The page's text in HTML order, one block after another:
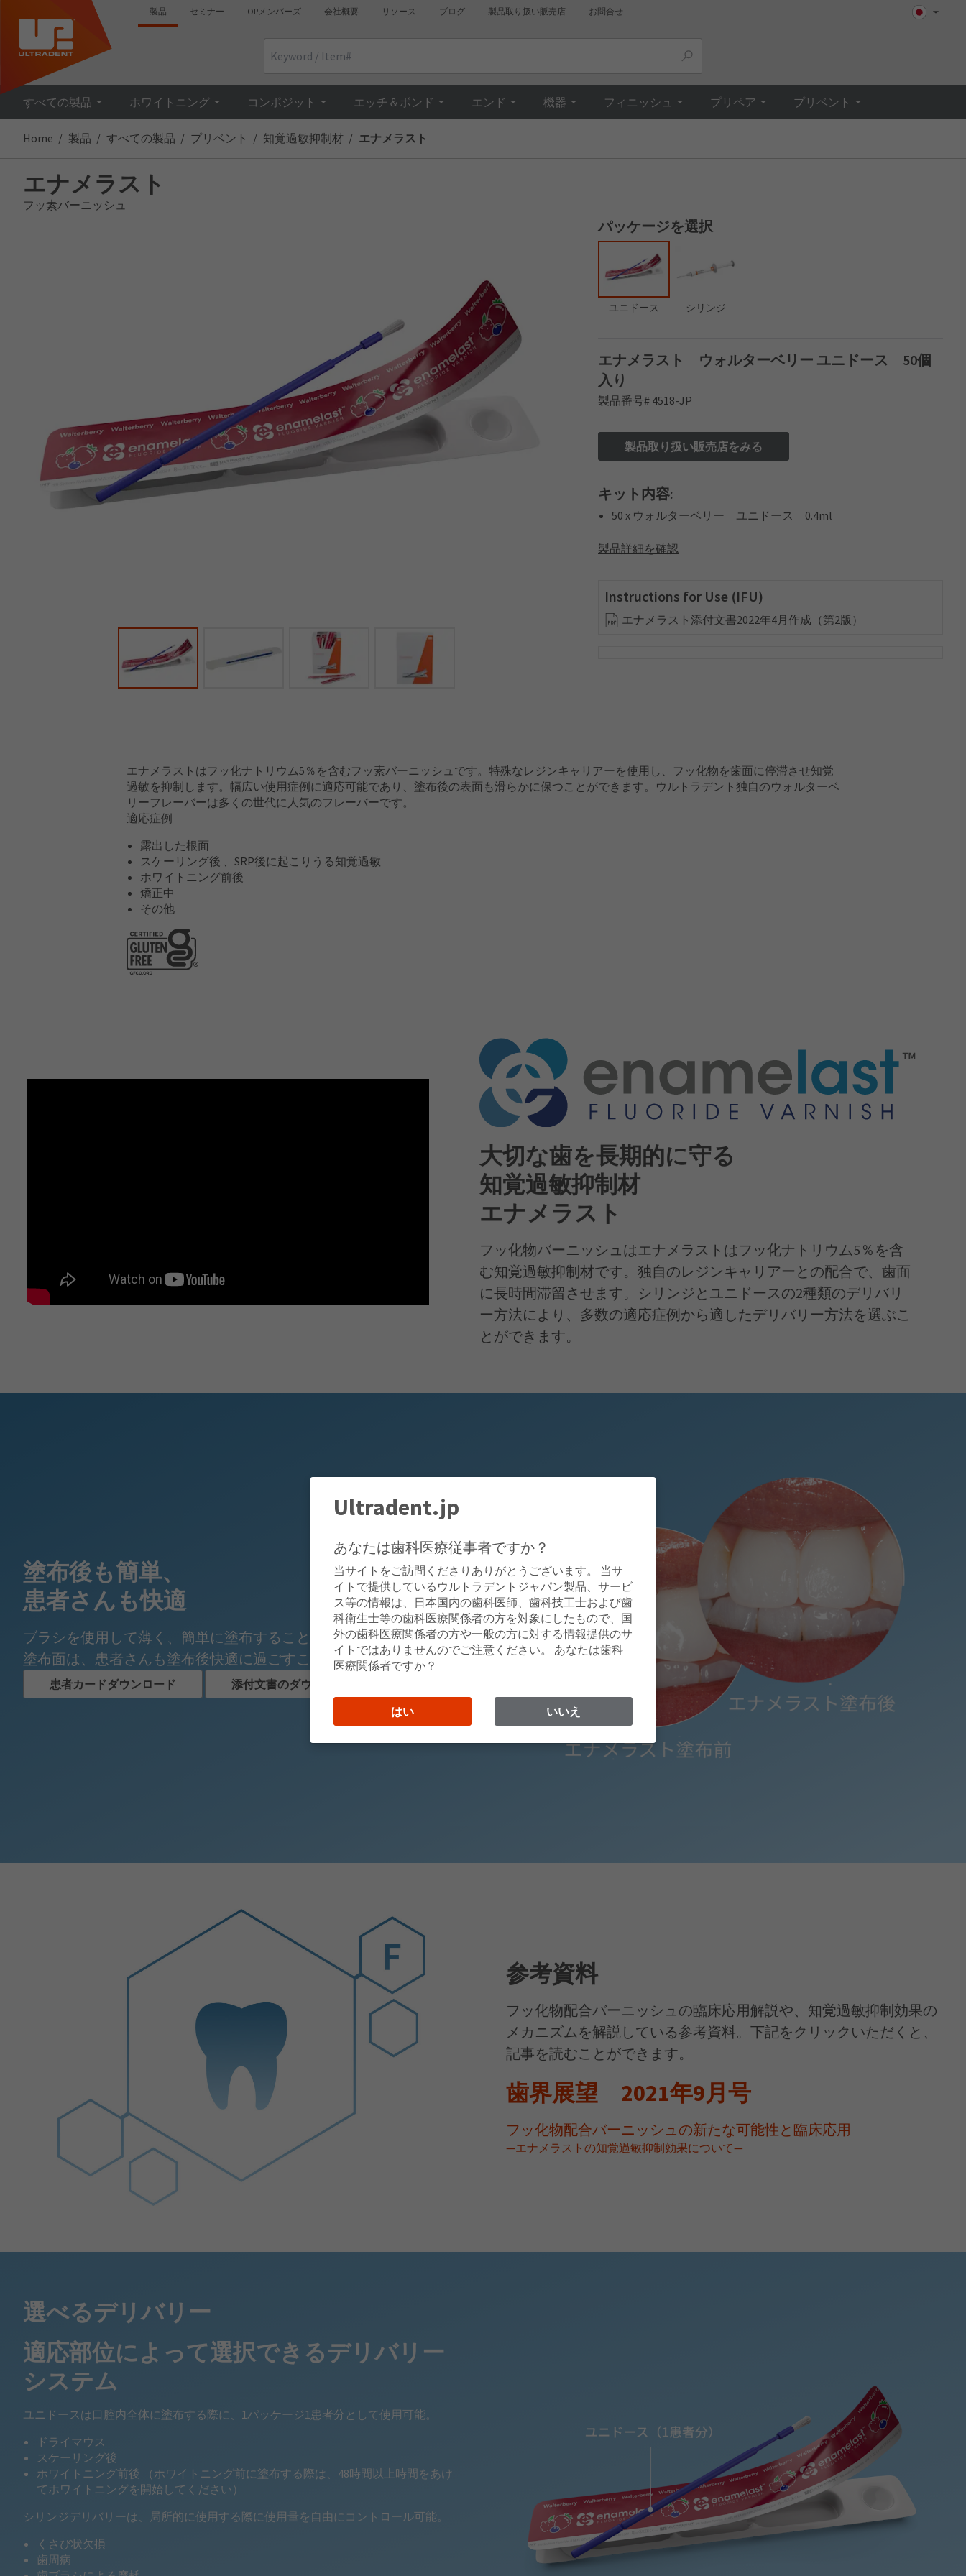
製品 セミナー OPメンバーズ 会社概要 リソース ブログ 製品取り扱い販売店 お問合せ
すべての製品 ホワイトニング コンポジット エッチ＆ボンド エンド 機器 フィニッシュ プリペア プリベント
Home 製品 すべての製品 プリベント 知覚過敏抑制材 エナメラスト
エナメラスト
フッ素バーニッシュ
パッケージを選択
ユニドース シリンジ
エナメラスト ウォルターベリー ユニドース 50個
入り
製品番号# 4518-JP
製品取り扱い販売店をみる
キット内容:
50 x ウォルターベリー ユニドース 0.4ml
製品詳細を確認
Instructions for Use (IFU)
エナメラスト添付文書2022年4月作成（第2版）
エナメラストはフッ化ナトリウム5％を含むフッ素バーニッシュです。特殊なレジンキャリアーを使用し、フッ化物を歯面に停滞させ知覚
過敏を抑制します。幅広い使用症例に適応可能であり、塗布後の表面も滑らかに保つことができます。ウルトラデント独自のウォルターベ
リーフレーバーは多くの世代に人気のフレーバーです。
適応症例
露出した根面
スケーリング後 、SRP後に起こりうる知覚過敏
ホワイトニング前後
矯正中
その他
大切な歯を長期的に守る
知覚過敏抑制材
エナメラスト
フッ化物バーニッシュはエナメラストはフッ化ナトリウム5％を含
む知覚過敏抑制材です。独自のレジンキャリアーとの配合で、歯面
に長時間滞留させます。シリンジとユニドースの2種類のデリバリ
ー方法により、多数の適応症例から適したデリバリー方法を選ぶこ
とができます。
塗布後も簡単、
患者さんも快適
ブラシを使用して薄く、簡単に塗布することができて、スムーズは
塗布面は、患者さんも塗布後快適に過ごすことができます。
患者カードダウンロード 添付文書のダウンロード
参考資料
フッ化物配合バーニッシュの臨床応用解説や、知覚過敏抑制効果の
メカニズムを解説している参考資料。下記をクリックいただくと、
記事を読むことができます。
歯界展望 2021年9月号
フッ化物配合バーニッシュの新たな可能性と臨床応用
―エナメラストの知覚過敏抑制効果について―
選べるデリバリー
適応部位によって選択できるデリバリー
システム
ユニドースは口腔内全体に塗布する際に、1パッケージ1患者分として使用可能。
ドライマウス
スケーリング後
ホワイトニング前後 （ホワイトニング前に塗布する際は、48時間以上時間をあけ
てホワイトニングを開始してください）
シリンジデリバリーは、局所的に使用する際に使用量を自由にコントロール可能。
くさび状欠損
歯周病
Ultradent.jp
あなたは歯科医療従事者ですか？
当サイトをご訪問くださりありがとうございます。 当サ
イトで提供しているウルトラデントジャパン製品、サービ
ス等の情報は、日本国内の歯科医師、歯科技工士および歯
科衛生士等の歯科医療関係者の方を対象にしたもので、国
外の歯科医療関係者の方や一般の方に対する情報提供のサ
イトではありませんのでご注意ください。 あなたは歯科
医療関係者ですか？
はい いいえ